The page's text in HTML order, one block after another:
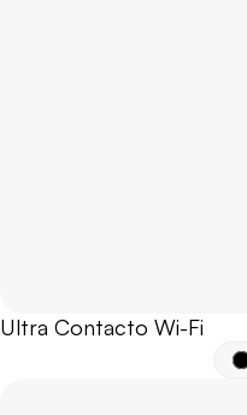
Ultra Contacto Wi-Fi